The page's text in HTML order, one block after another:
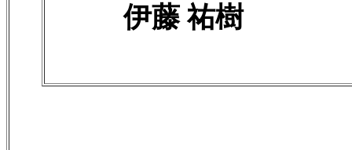
伊藤 祐樹